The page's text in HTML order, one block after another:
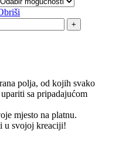
polja, od kojih svako
sa pripadajućom
mjesto na platnu.
u svojoj kreaciji!